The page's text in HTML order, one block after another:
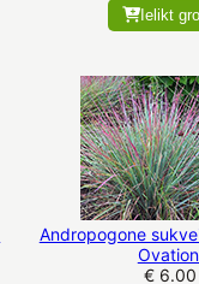
Ielikt
Andropogone
€ 6.00